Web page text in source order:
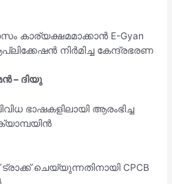
കാര്യക്ഷമമാക്കാൻ E-Gyan
നിർമിച്ച കേന്ദ്രഭരണ
– ദിയു
ഭാഷകളിലായി ആരംഭിച്ച
ചെയ്യുന്നതിനായി CPCB